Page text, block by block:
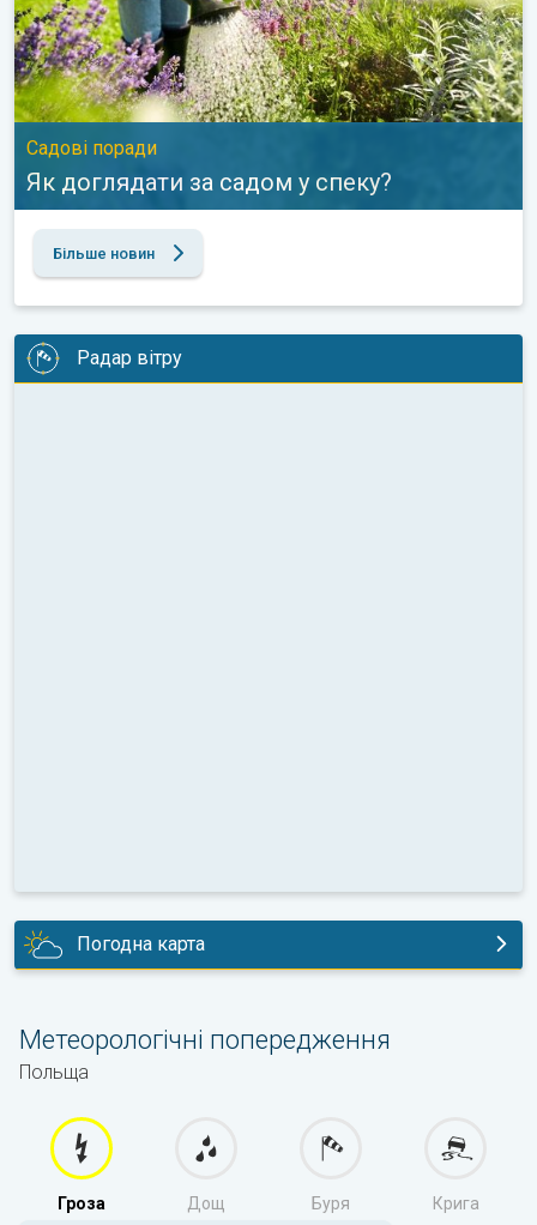
Садові поради
Як доглядати за садом у спеку?
Більше новин
Радар вітру
Погодна карта
Метеорологічні попередження
Польща
Гроза Дощ Буря Крига